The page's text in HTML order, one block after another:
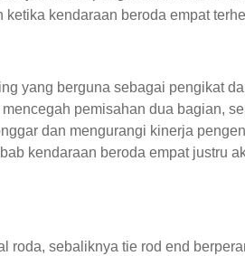
kendaraan beroda empat
yang berguna sebagai pengikat
pemisahan dua bagian,
dan mengurangi kinerja
kendaraan beroda empat justru
roda, sebaliknya tie rod end